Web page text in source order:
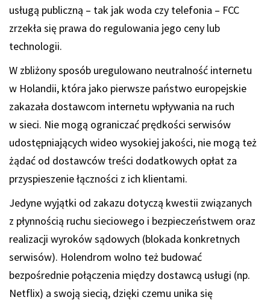
usługą publiczną – tak jak woda czy telefonia – FCC
zrzekła się prawa do regulowania jego ceny lub
technologii.
W zbliżony sposób uregulowano neutralność internetu
w Holandii, która jako pierwsze państwo europejskie
zakazała dostawcom internetu wpływania na ruch
w sieci. Nie mogą ograniczać prędkości serwisów
udostępniających wideo wysokiej jakości, nie mogą też
żądać od dostawców treści dodatkowych opłat za
przyspieszenie łączności z ich klientami.
Jedyne wyjątki od zakazu dotyczą kwestii związanych
z płynnością ruchu sieciowego i bezpieczeństwem oraz
realizacji wyroków sądowych (blokada konkretnych
serwisów). Holendrom wolno też budować
bezpośrednie połączenia między dostawcą usługi (np.
Netflix) a swoją siecią, dzięki czemu unika się